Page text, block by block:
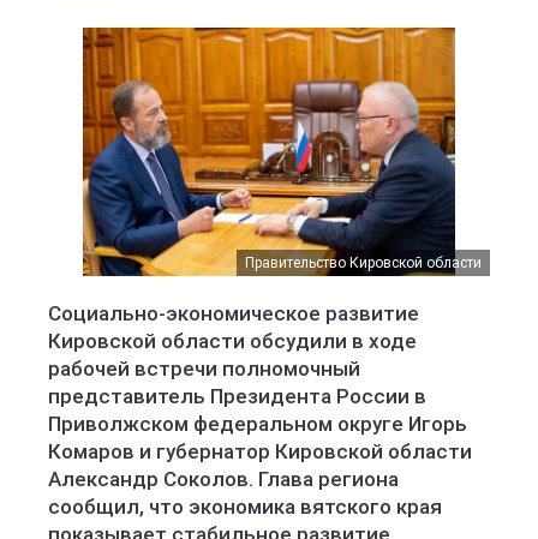
Правительство Кировской области
Социально-экономическое развитие
Кировской области обсудили в ходе
рабочей встречи полномочный
представитель Президента России в
Приволжском федеральном округе Игорь
Комаров и губернатор Кировской области
Александр Соколов. Глава региона
сообщил, что экономика вятского края
показывает стабильное развитие.